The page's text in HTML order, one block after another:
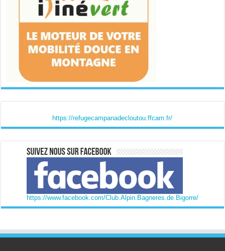
https://refugecampanadecloutou.ffcam.fr/
https://www.facebook.com/Club.Alpin.Bagneres.de.Bigorre/